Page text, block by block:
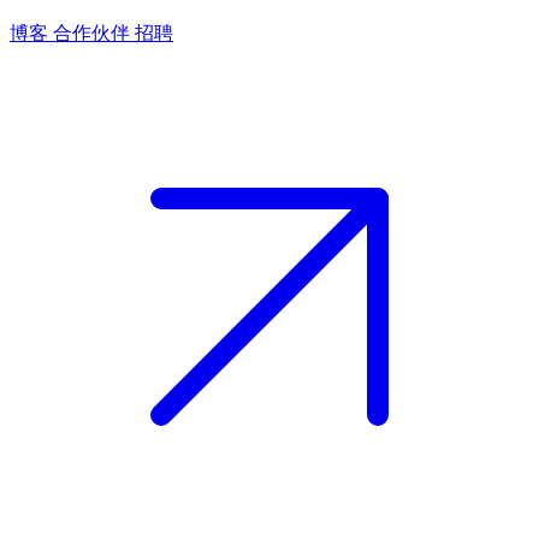
博客 合作伙伴 招聘